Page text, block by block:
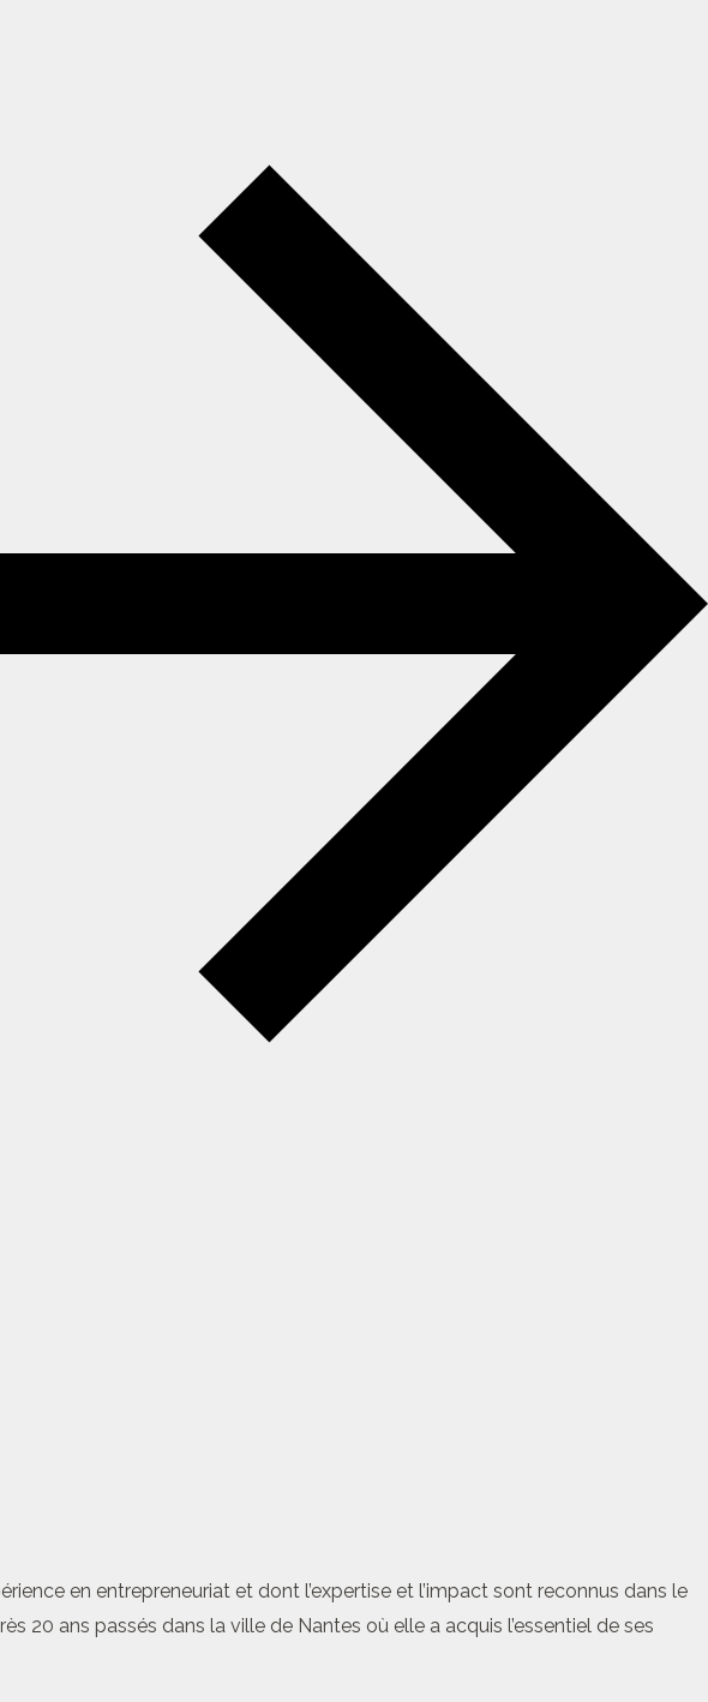
en entrepreneuriat et dont l’expertise et l’impact sont reconnus dans le
20 ans passés dans la ville de Nantes où elle a acquis l’essentiel de ses